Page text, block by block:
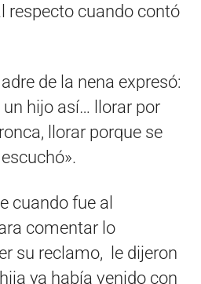
respecto cuando contó
de la nena expresó:
un hijo así… llorar por
llorar porque se
cuando fue al
comentar lo
su reclamo, le dijeron
ya había venido con